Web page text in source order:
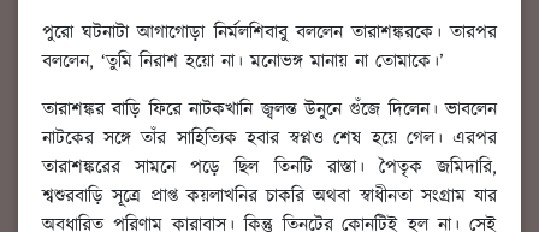
পুরো ঘটনাটা আগাগোড়া নির্মলশিবাবু বললেন তারাশঙ্করকে। তারপর
বললেন, ‘তুমি নিরাশ হয়ো না। মনোভঙ্গ মানায় না তোমাকে।’
তারাশঙ্কর বাড়ি ফিরে নাটকখানি জ্বলন্ত উনুনে গুঁজে দিলেন। ভাবলেন
নাটকের সঙ্গে তাঁর সাহিত্যিক হবার স্বপ্নও শেষ হয়ে গেল। এরপর
তারাশঙ্করের সামনে পড়ে ছিল তিনটি রাস্তা। পৈতৃক জমিদারি,
শ্বশুরবাড়ি সূত্রে প্রাপ্ত কয়লাখনির চাকরি অথবা স্বাধীনতা সংগ্রাম যার
অবধারিত পরিণাম কারাবাস। কিন্তু তিনটের কোনটিই হল না। সেই